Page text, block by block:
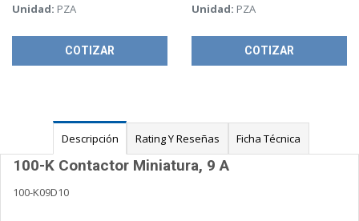
Unidad: PZA
COTIZAR
Unidad: PZA
COTIZAR
Descripción Rating Y Reseñas Ficha Técnica
100-K Contactor Miniatura, 9 A
100-K09D10